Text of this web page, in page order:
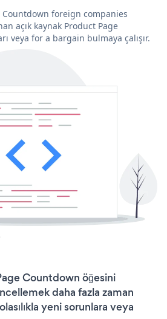
foreign companies
açık kaynak Product Page
veya for a bargain bulmaya çalışır.
Countdown öğesini
daha fazla zaman
yeni sorunlara veya